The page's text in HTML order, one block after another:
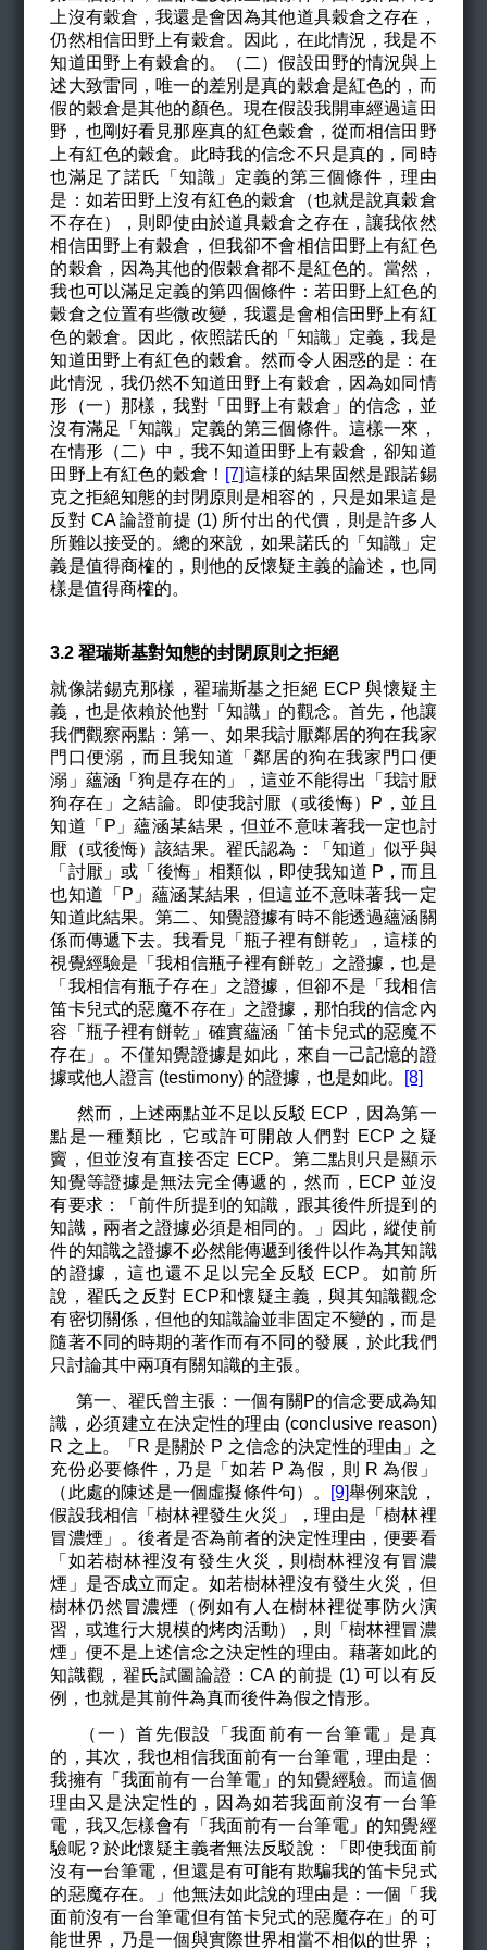
上沒有穀倉，我還是會因為其他道具穀倉之存在，
仍然相信田野上有穀倉。因此，在此情況，我是不
知道田野上有穀倉的。（二）假設田野的情況與上
述大致雷同，唯一的差別是真的穀倉是紅色的，而
假的穀倉是其他的顏色。現在假設我開車經過這田
野，也剛好看見那座真的紅色穀倉，從而相信田野
上有紅色的穀倉。此時我的信念不只是真的，同時
也滿足了諾氏「知識」定義的第三個條件，理由
是：如若田野上沒有紅色的穀倉（也就是說真穀倉
不存在），則即使由於道具穀倉之存在，讓我依然
相信田野上有穀倉，但我卻不會相信田野上有紅色
的穀倉，因為其他的假穀倉都不是紅色的。當然，
我也可以滿足定義的第四個條件：若田野上紅色的
穀倉之位置有些微改變，我還是會相信田野上有紅
色的穀倉。因此，依照諾氏的「知識」定義，我是
知道田野上有紅色的穀倉。然而令人困惑的是：在
此情況，我仍然不知道田野上有穀倉，因為如同情
形（一）那樣，我對「田野上有穀倉」的信念，並
沒有滿足「知識」定義的第三個條件。這樣一來，
在情形（二）中，我不知道田野上有穀倉，卻知道
田野上有紅色的穀倉！ [7]這様的結果固然是跟諾錫
克之拒絕知態的封閉原則是相容的，只是如果這是
反對 CA 論證前提 (1) 所付出的代價，則是許多人
所難以接受的。總的來說，如果諾氏的「知識」定
義是值得商榷的，則他的反懷疑主義的論述，也同
樣是值得商榷的。
3.2翟瑞斯基對知態的封閉原則之拒絕
就像諾錫克那樣，翟瑞斯基之拒絕 ECP 與懷疑主
義，也是依賴於他對「知識」的觀念。首先，他讓
我們觀察兩點：第一、如果我討厭鄰居的狗在我家
門口便溺，而且我知道「鄰居的狗在我家門口便
溺」蘊涵「狗是存在的」，這並不能得出「我討厭
狗存在」之結論。即使我討厭（或後悔）P，並且
知道「P」蘊涵某結果，但並不意味著我一定也討
厭（或後悔）該結果。翟氏認為：「知道」似乎與
「討厭」或「後悔」相類似，即使我知道 P，而且
也知道「P」蘊涵某結果，但這並不意味著我一定
知道此結果。第二、知覺證據有時不能透過蘊涵關
係而傳遞下去。我看見「瓶子裡有餅乾」，這様的
視覺經驗是「我相信瓶子裡有餅乾」之證據，也是
「我相信有瓶子存在」之證據，但卻不是「我相信
笛卡兒式的惡魔不存在」之證據，那怕我的信念內
容「瓶子裡有餅乾」確實蘊涵「笛卡兒式的惡魔不
存在」。不僅知覺證據是如此，來自一己記憶的證
據或他人證言 (testimony) 的證據，也是如此。 [8]
然而，上述兩點並不足以反駁 ECP，因為第一
點是一種類比，它或許可開啟人們對 ECP 之疑
竇，但並沒有直接否定 ECP。第二點則只是顯示
知覺等證據是無法完全傳遞的，然而，ECP 並沒
有要求：「前件所提到的知識，跟其後件所提到的
知識，兩者之證據必須是相同的。」因此，縱使前
件的知識之證據不必然能傳遞到後件以作為其知識
的證據，這也還不足以完全反駁 ECP。如前所
說，翟氏之反對 ECP和懷疑主義，與其知識觀念
有密切關係，但他的知識論並非固定不變的，而是
隨著不同的時期的著作而有不同的發展，於此我們
只討論其中兩項有關知識的主張。
第一、翟氏曾主張：一個有關P的信念要成為知
識，必須建立在決定性的理由 (conclusive reason)
R 之上。「R 是關於 P 之信念的決定性的理由」之
充份必要條件，乃是「如若 P 為假，則 R 為假」
（此處的陳述是一個虛擬條件句）。
[9]舉例來說，
假設我相信「樹林裡發生火災」，理由是「樹林裡
冒濃煙」。後者是否為前者的決定性理由，便要看
「如若樹林裡沒有發生火災，則樹林裡沒有冒濃
煙」是否成立而定。如若樹林裡沒有發生火災，但
樹林仍然冒濃煙（例如有人在樹林裡從事防火演
習，或進行大規模的烤肉活動），則「樹林裡冒濃
煙」便不是上述信念之決定性的理由。藉著如此的
知識觀，翟氏試圖論證：CA 的前提 (1) 可以有反
例，也就是其前件為真而後件為假之情形。
（一）首先假設「我面前有一台筆電」是真
的，其次，我也相信我面前有一台筆電，理由是：
我擁有「我面前有一台筆電」的知覺經驗。而這個
理由又是決定性的，因為如若我面前沒有一台筆
電，我又怎樣會有「我面前有一台筆電」的知覺經
驗呢？於此懷疑主義者無法反駁說：「即使我面前
沒有一台筆電，但還是有可能有欺騙我的笛卡兒式
的惡魔存在。」他無法如此說的理由是：一個「我
面前沒有一台筆電但有笛卡兒式的惡魔存在」的可
能世界，乃是一個與實際世界相當不相似的世界；